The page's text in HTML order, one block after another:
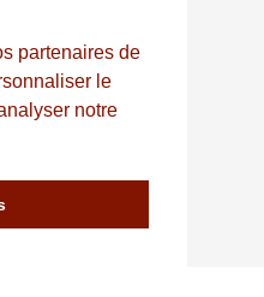
partenaires de
le
notre